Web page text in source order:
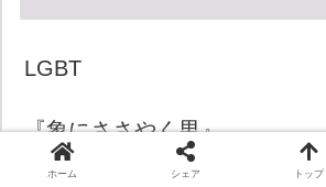
LGBT
『象にささやく男』
ホーム シェア トップ